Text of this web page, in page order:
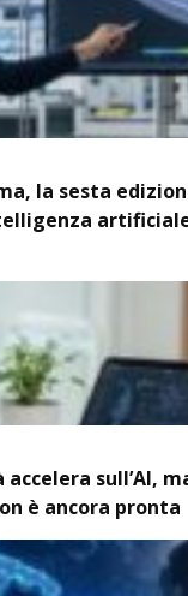
la sesta
sull’AI,
è ancora pronta